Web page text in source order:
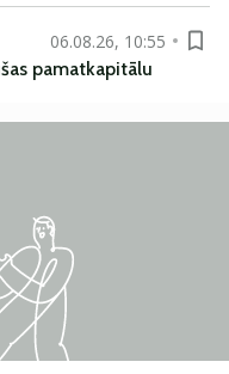
06.08.26, 10:55
pamatkapitālu